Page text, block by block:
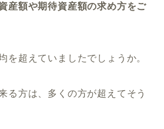
産額や期待資産額の求め方をご
を超えていましたでしょうか。
る方は、多くの方が超えてそう